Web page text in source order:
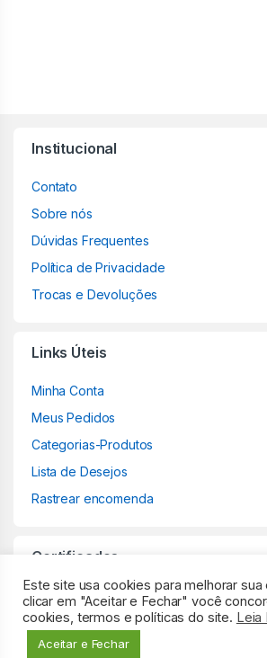
Institucional
Contato
Sobre nós
Dúvidas Frequentes
Política de Privacidade
Trocas e Devoluções
Links Úteis
Minha Conta
Meus Pedidos
Categorias-Produtos
Lista de Desejos
Rastrear encomenda
Certificados
Este site usa cookies para melhorar sua
clicar em "Aceitar e Fechar" você
cookies, termos e políticas do site. Leia
Aceitar e Fechar